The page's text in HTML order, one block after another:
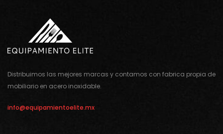
Distribuimos las mejores marcas y contamos con fabrica propia de
mobiliario en acero inoxidable.
info@equipamientoelite.mx